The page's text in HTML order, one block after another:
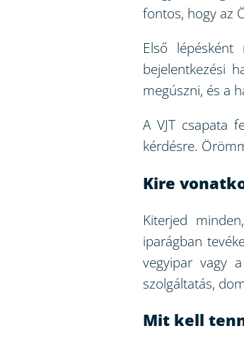
fontos, hogy az
Első
bejelentkezési
megúszni, és a
A VJT csapata
kérdésre.
Kire
Kiterjed
iparágban
vegyipar vagy
szolgáltatás,
Mit kell